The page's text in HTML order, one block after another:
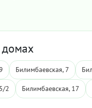
Билимбаевская, 7
2 Билимбаевская, 17